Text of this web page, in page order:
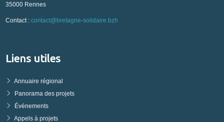
35000 Rennes
Contact : contact@bretagne-solidaire.bzh
Liens utiles
Annuaire régional
Panorama des projets
Événements
Appels à projets